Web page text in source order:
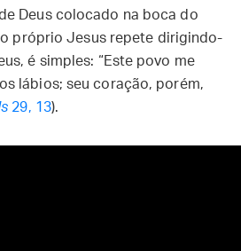
Deus colocado na boca do
próprio Jesus repete dirigindo-
é simples: “Este povo me
lábios; seu coração, porém,
29, 13).